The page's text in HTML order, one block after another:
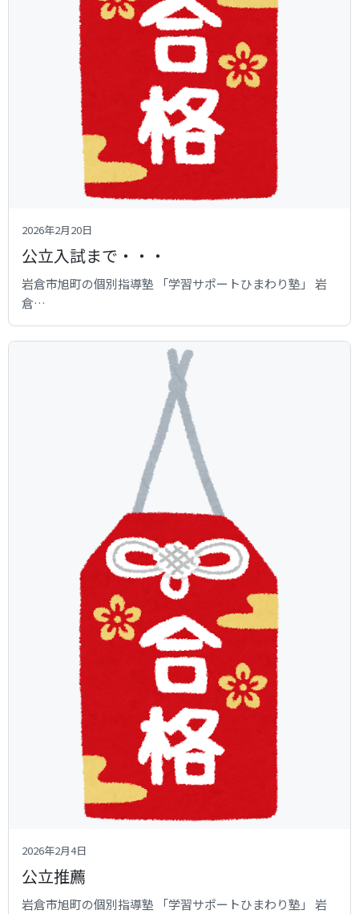
2026年2月20日
公立入試まで・・・
岩倉市旭町の個別指導塾 「学習サポートひまわり塾」 岩
倉…
2026年2月4日
公立推薦
岩倉市旭町の個別指導塾 「学習サポートひまわり塾」 岩